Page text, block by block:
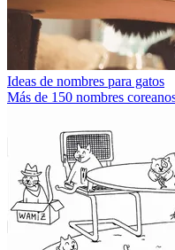
Ideas de nombres para gatos
Más de 150 nombres